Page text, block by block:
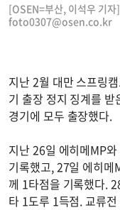
[OSEN=부산, 이석우 기
foto0307@osen.co.kr
지난 2월 대만 스프링
기 출장 정지 징계를
경기에 모두 출장했다.
지난 26일 에히메MP
기록했고, 27일 에히메
께 1타점을 기록했다.
타 1도루 1득점. 교류